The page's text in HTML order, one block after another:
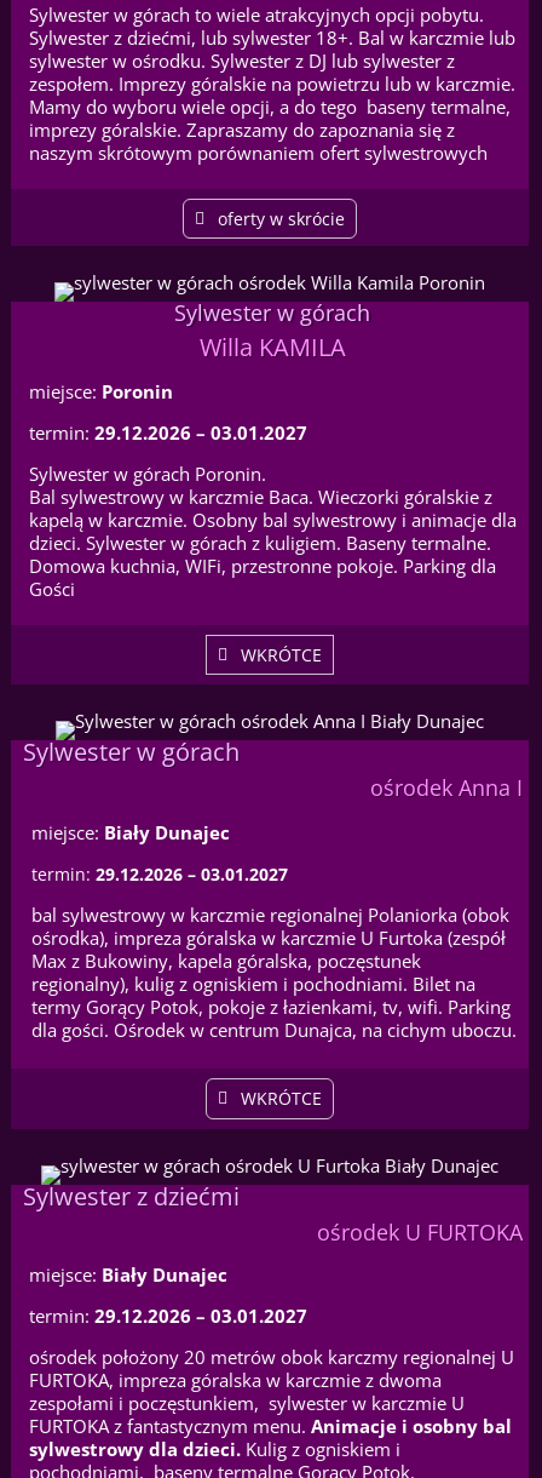
Sylwester w górach to wiele atrakcyjnych opcji pobytu.
Sylwester z dziećmi, lub sylwester 18+. Bal w karczmie lub
sylwester w ośrodku. Sylwester z DJ lub sylwester z
zespołem. Imprezy góralskie na powietrzu lub w karczmie.
Mamy do wyboru wiele opcji, a do tego baseny termalne,
imprezy góralskie. Zapraszamy do zapoznania się z
naszym skrótowym porównaniem ofert sylwestrowych
oferty w skrócie
Sylwester w górach
Willa KAMILA
miejsce: Poronin
termin: 29.12.2026 – 03.01.2027
Sylwester w górach Poronin.
Bal sylwestrowy w karczmie Baca. Wieczorki góralskie z
kapelą w karczmie. Osobny bal sylwestrowy i animacje dla
dzieci. Sylwester w górach z kuligiem. Baseny termalne.
Domowa kuchnia, WIFi, przestronne pokoje. Parking dla
Gości
WKRÓTCE
Sylwester w górach
ośrodek Anna I
miejsce: Biały Dunajec
termin: 29.12.2026 – 03.01.2027
bal sylwestrowy w karczmie regionalnej Polaniorka (obok
ośrodka), impreza góralska w karczmie U Furtoka (zespół
Max z Bukowiny, kapela góralska, poczęstunek
regionalny), kulig z ogniskiem i pochodniami. Bilet na
termy Gorący Potok, pokoje z łazienkami, tv, wifi. Parking
dla gości. Ośrodek w centrum Dunajca, na cichym uboczu.
WKRÓTCE
Sylwester z dziećmi
ośrodek U FURTOKA
miejsce: Biały Dunajec
termin: 29.12.2026 – 03.01.2027
ośrodek położony 20 metrów obok karczmy regionalnej U
FURTOKA, impreza góralska w karczmie z dwoma
zespołami i poczęstunkiem, sylwester w karczmie U
FURTOKA z fantastycznym menu. Animacje i osobny bal
sylwestrowy dla dzieci.Kulig z ogniskiem i
pochodniami, baseny termalne Gorący Potok.